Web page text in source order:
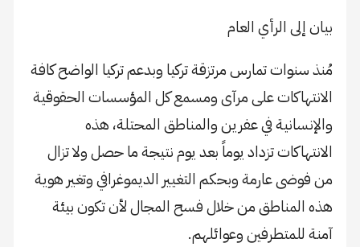
بيان إلى الرأي العام
مُنذ سنوات تمارس مرتزقة تركيا وبدعم تركيا الواضح كافة
الانتهاكات على مرآى ومسمع كل المؤسسات الحقوقية
والإنسانية في عفرين والمناطق المحتلة، هذه
الانتهاكات تزداد يوماً بعد يوم نتيجة ما حصل ولا تزال
من فوضى عارمة وبحكم التغيير الديموغرافي وتغير هوية
هذه المناطق من خلال فسح المجال لأن تكون بيئة
آمنة للمتطرفين وعوائلهم.